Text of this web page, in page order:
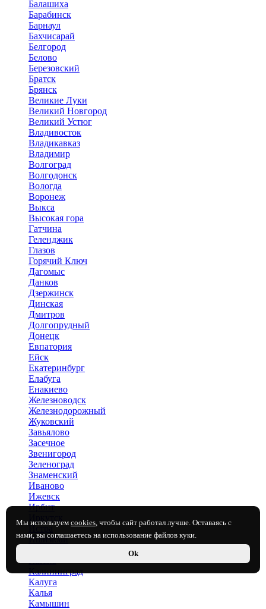
Мы используем cookies, чтобы сайт работал лучше. Оставаясь с
нами, вы соглашаетесь на использование файлов куки.
Ok
Балашиха
Барабинск
Барнаул
Бахчисарай
Белгород
Белово
Березовский
Братск
Брянск
Великие Луки
Великий Новгород
Великий Устюг
Владивосток
Владикавказ
Владимир
Волгоград
Волгодонск
Вологда
Воронеж
Выкса
Высокая гора
Гатчина
Геленджик
Глазов
Горячий Ключ
Дагомыс
Данков
Дзержинск
Динская
Дмитров
Долгопрудный
Донецк
Евпатория
Ейск
Екатеринбург
Елабуга
Енакиево
Железноводск
Железнодорожный
Жуковский
Завьялово
Засечное
Звенигород
Зеленоград
Знаменский
Иваново
Ижевск
Ирбит
Истра
Ишимбай
Калининград
Калуга
Калья
Камышин